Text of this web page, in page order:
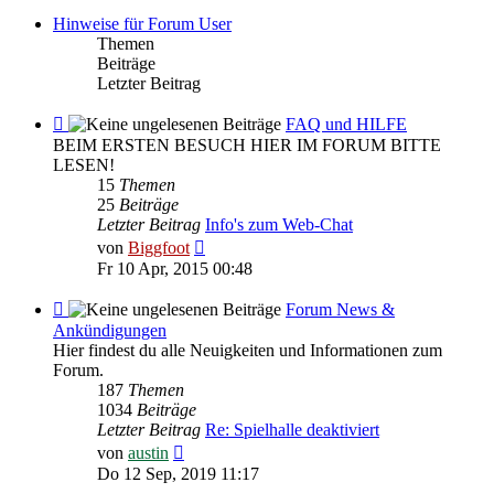
Hinweise für Forum User
Themen
Beiträge
Letzter Beitrag
Feed
-
FAQ
HILFE
FAQ und HILFE
BEIM ERSTEN BESUCH HIER IM FORUM BITTE
LESEN!
15 Themen
25 Beiträge
Letzter Beitrag Info's zum Web-Chat
von Biggfoot
Beitrag
Fr 10 Apr, 2015 00:48
Feed
-
Forum
News
Ankündigungen
Forum News &
Ankündigungen
Hier findest du alle Neuigkeiten und Informationen zum
Forum.
187 Themen
1034 Beiträge
Letzter Beitrag Re: Spielhalle deaktiviert
von austin
Beitrag
Do 12 Sep, 2019 11:17